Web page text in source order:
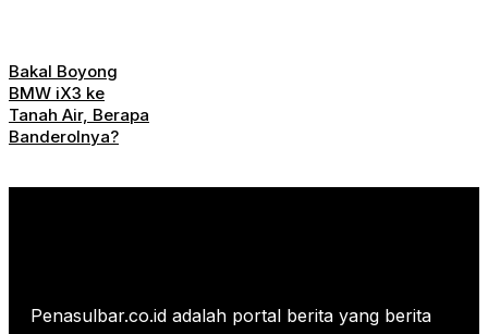
Bakal Boyong
BMW iX3 ke
Tanah Air, Berapa
Banderolnya?
Penasulbar.co.id adalah portal berita yang berita